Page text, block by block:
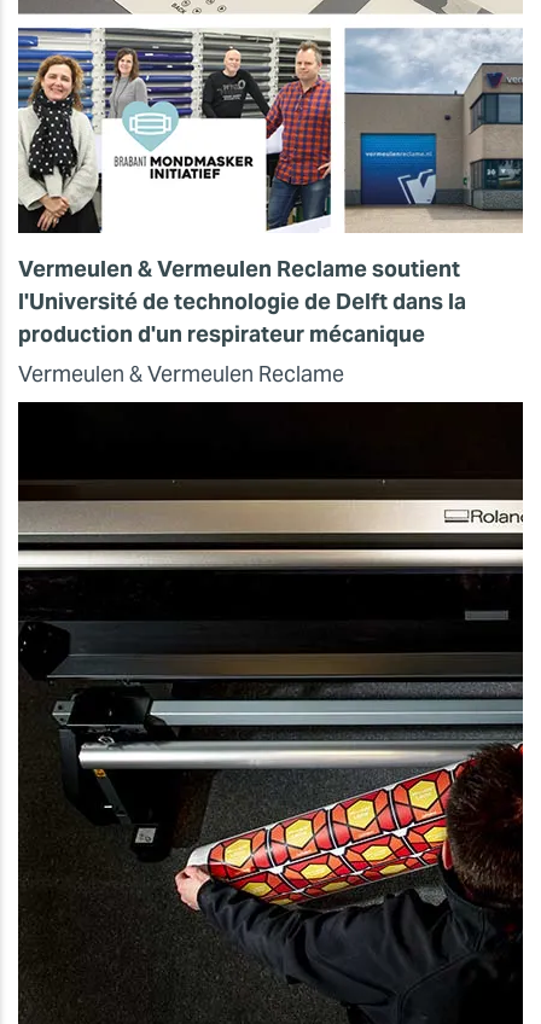
Vermeulen & Vermeulen Reclame soutient
l'Université de technologie de Delft dans la
production d'un respirateur mécanique
Vermeulen & Vermeulen Reclame